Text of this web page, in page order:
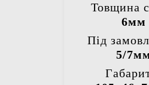
Товщина
6мм
Під
5/